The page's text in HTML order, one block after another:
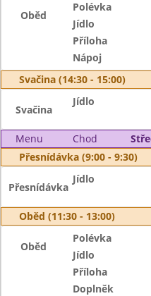
Oběd
Polévka
Jídlo
Příloha
Nápoj
Svačina (14:30 - 15:00)
Svačina
Jídlo
Menu Chod
Přesnídávka (9:00 - 9:30)
Přesnídávka
Jídlo
Oběd (11:30 - 13:00)
Oběd
Polévka
Jídlo
Příloha
Doplněk